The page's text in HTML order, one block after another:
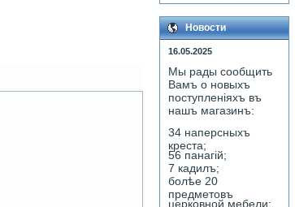
Новости
16.05.2025
Мы рады сообщить
Вамъ о новыхъ
поступленiяхъ въ
нашъ магазинъ:
34 наперсныхъ
креста;
56 панагiй;
7 кадилъ;
болѣе 20
предметовъ
церковной мебели;